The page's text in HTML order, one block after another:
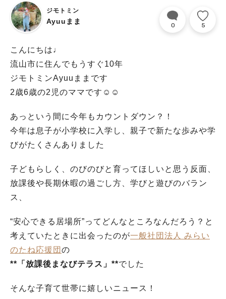
ジモトミン
Ayuuまま 0 5
こんにちは♩
流山市に住んでもうすぐ10年
ジモトミンAyuuままです
2歳6歳の2児のママです☺︎☺︎
あっという間に今年もカウントダウン？！
今年は息子が小学校に入学し、親子で新たな歩みや学
びがたくさんありました
子どもらしく、のびのびと育ってほしいと思う反面、
放課後や長期休暇の過ごし方、学びと遊びのバラン
ス、
“安心できる居場所”ってどんなところなんだろう？と
考えていたときに出会ったのが一般社団法人 みらい
のたね応援団 の
**「放課後まなびテラス」**でした
そんな子育て世帯に嬉しいニュース！